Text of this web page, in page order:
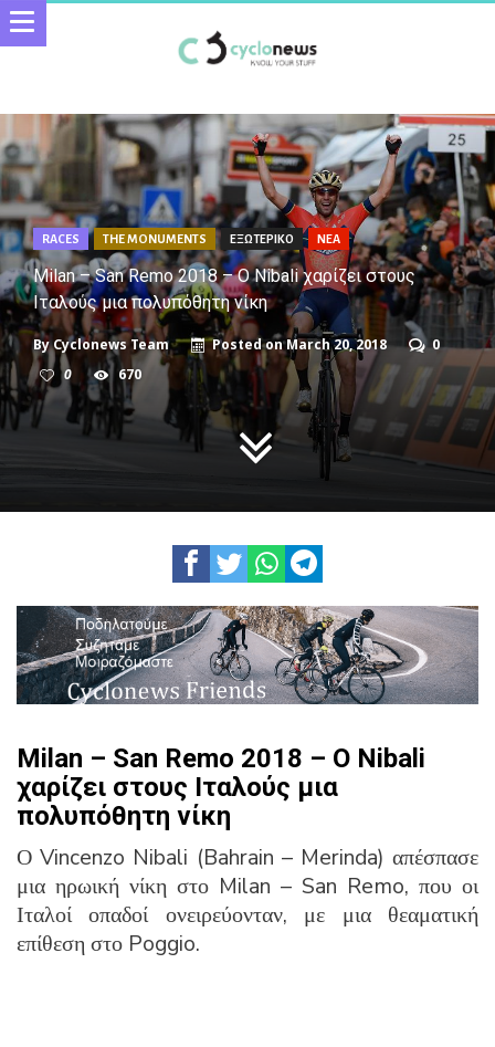
RACES THE MONUMENTS ΕΞΩΤΕΡΙΚΟ ΝΕΑ
Milan – San Remo 2018 – O Nibali χαρίζει στους
Ιταλούς μια πολυπόθητη νίκη
ByCyclonews Team Posted onMarch 20, 2018
0
0
670
Milan – San Remo 2018 – O Nibali
χαρίζει στους Ιταλούς μια
πολυπόθητη νίκη
Ο Vincenzo Nibali (Bahrain – Merinda) απέσπασε
μια ηρωική νίκη στο Milan – San Remo, που οι
Ιταλοί οπαδοί ονειρεύονταν, με μια θεαματική
επίθεση στο Poggio.